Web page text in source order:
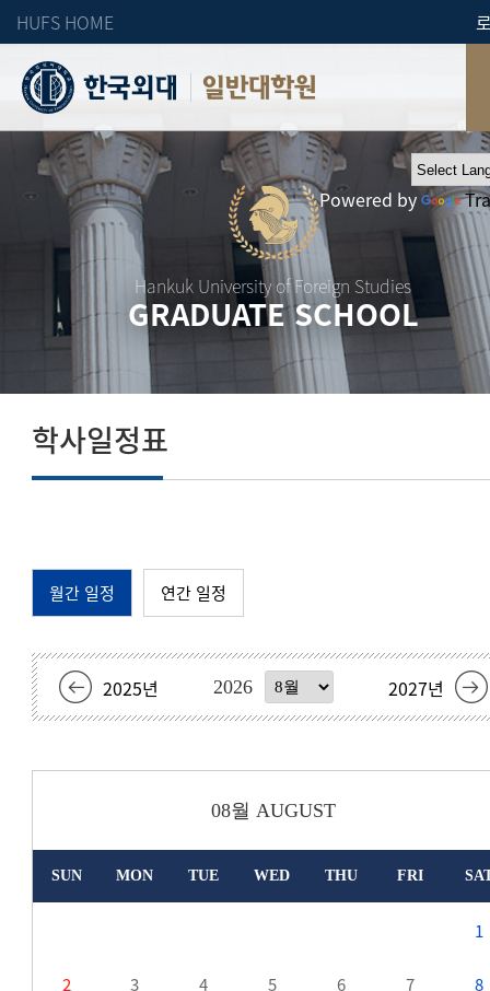
HUFS HOME
일반대학원
Hankuk University of Foreign Studies
GRADUATE SCHOOL
Powered by
학사일정표
월간 일정 연간 일정
2025년 2026 2027년
08월 AUGUST
SUN MON TUE WED THU FRI
1
2 3 4 5 6 7 8